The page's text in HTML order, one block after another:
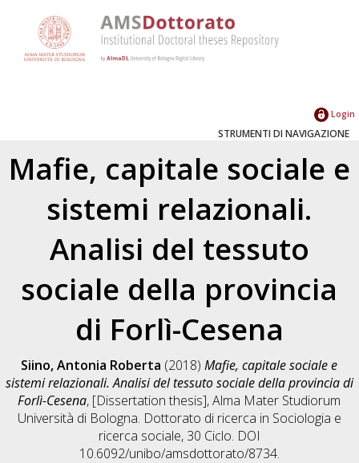
Login
STRUMENTI DI NAVIGAZIONE
Mafie, capitale sociale e
sistemi relazionali.
Analisi del tessuto
sociale della provincia
di Forlì-Cesena
Siino, Antonia Roberta (2018)Mafie, capitale sociale e
sistemi relazionali. Analisi del tessuto sociale della provincia di
Forlì-Cesena, [Dissertation thesis], Alma Mater Studiorum
Università di Bologna. Dottorato di ricerca in Sociologia e
ricerca sociale, 30 Ciclo. DOI
10.6092/unibo/amsdottorato/8734.